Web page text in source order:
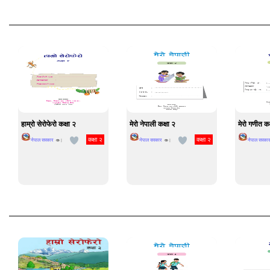
हाम्रो सेरोफेरो कक्षा २
नेपाल सरकार 👁 | कक्षा २
मेरो नेपाली कक्षा २
नेपाल सरकार 👁 | कक्षा २
मेरो गणीत
नेपाल सरकार